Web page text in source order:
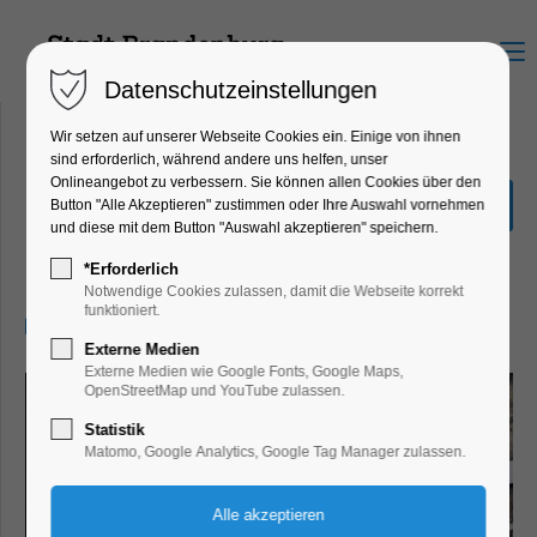
Menu
Turmführung St.
Katharinenkirche
Führung
Datenschutzeinstellungen
Wir setzen auf unserer Webseite Cookies ein. Einige von ihnen
sind erforderlich, während andere uns helfen, unser
Onlineangebot zu verbessern. Sie können allen Cookies über den
Button "Alle Akzeptieren" zustimmen oder Ihre Auswahl vornehmen
und diese mit dem Button "Auswahl akzeptieren" speichern.
*Erforderlich
Notwendige Cookies zulassen, damit die Webseite korrekt
funktioniert.
Externe Medien
Externe Medien wie Google Fonts, Google Maps,
OpenStreetMap und YouTube zulassen.
Statistik
Matomo, Google Analytics, Google Tag Manager zulassen.